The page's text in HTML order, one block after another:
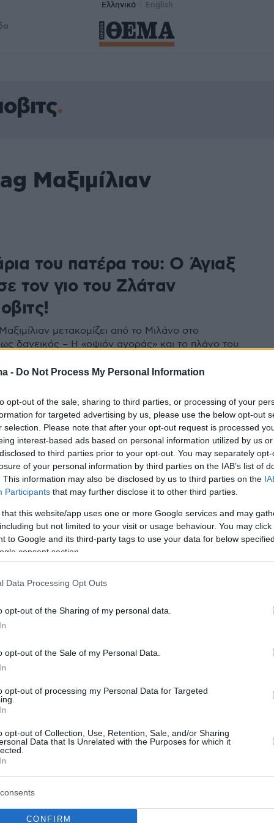
- Do Not Process My Personal Information
opt-out of the sale, sharing to third parties, or processing of your
for targeted advertising by us, please use the below opt-out
selection. Please note that after your opt-out request is processed
interest-based ads based on personal information utilized by us
to third parties prior to your opt-out. You may separately
of your personal information by third parties on the IAB’s list of
This information may also be disclosed by us to third parties on the
Participants that may further disclose it to other third parties.
that this website/app uses one or more Google services and may
but not limited to your visit or usage behaviour. You may
to Google and its third-party tags to use your data for below
consent section.
Data Processing Opt Outs
opt-out of the Sharing of my personal data.
opt-out of the Sale of my Personal Data.
opt-out of processing my Personal Data for Targeted
opt-out of Collection, Use, Retention, Sale, and/or Sharing
Data that Is Unrelated with the Purposes for which it
CONFIRM
Ελληνικά English
Μαξιμίλιαν
του πατέρα του: Ο Άγιαξ
τον γιο του Ζλάταν
μετακομίζει από το Μιλάνο στο
δανεικός – Η «οψιόν αγοράς» και το πλάνο του
έπεσε κάτω από τη μηλιά: Ο
Ζλάταν Ιμπραΐμοβιτς για
στην αποστολή της
ομάδας της Μίλαν
στην αποστολή των «Ροσονέρι» για τον ημιτελικό του
κόντρα στην Νάπολι
γιος του Ιμπραΐμοβιτς
ένα γκολ που θα ζήλευε και ο
του - Δείτε βίντεο
Ιμπραΐμοβιτς, ο οποίος αγωνίζεται με την ομάδα
δείχνει ότι έχει... κληρονομήσει τα γονίδια του